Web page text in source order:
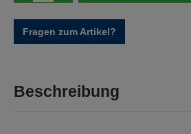
Fragen zum Artikel?
Beschreibung